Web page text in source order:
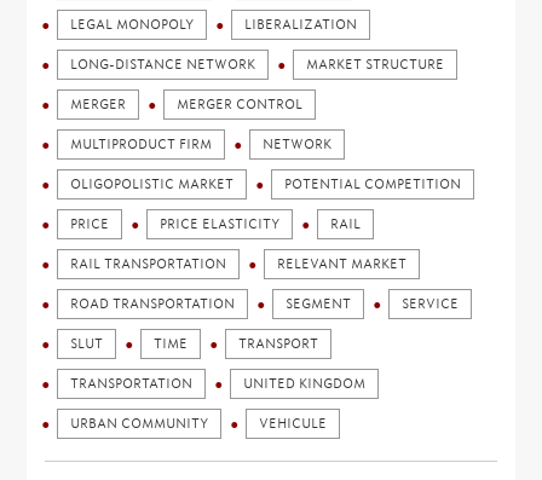
LEGAL MONOPOLY LIBERALIZATION
LONG-DISTANCE NETWORK MARKET STRUCTURE
MERGER MERGER CONTROL
MULTIPRODUCT FIRM NETWORK
OLIGOPOLISTIC MARKET POTENTIAL COMPETITION
PRICE PRICE ELASTICITY RAIL
RAIL TRANSPORTATION RELEVANT MARKET
ROAD TRANSPORTATION SEGMENT SERVICE
SLUT TIME TRANSPORT
TRANSPORTATION UNITED KINGDOM
URBAN COMMUNITY VEHICULE